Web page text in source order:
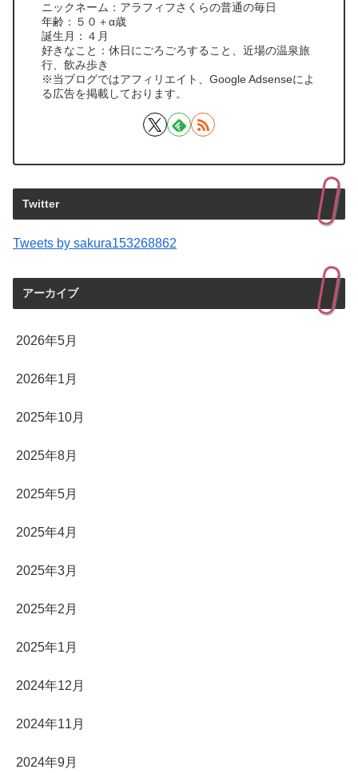
ニックネーム：アラフィフさくらの普通の毎日
年齢：５０＋α歳
誕生月：４月
好きなこと：休日にごろごろすること、近場の温泉旅
行、飲み歩き
※当ブログではアフィリエイト、Google Adsenseによ
る広告を掲載しております。
Twitter
Tweets by sakura153268862
アーカイブ
2026年5月
2026年1月
2025年10月
2025年8月
2025年5月
2025年4月
2025年3月
2025年2月
2025年1月
2024年12月
2024年11月
2024年9月